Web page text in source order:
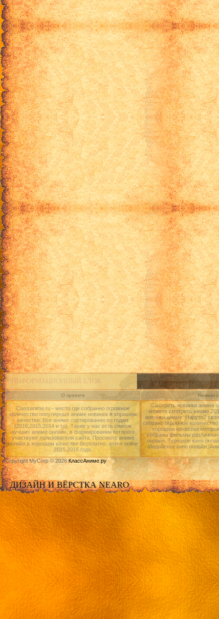
ИНФОРМАЦИОННЫЙ БЛОК
О проекте
Classanime.ru - место где собранно огромное
количество популярных аниме новинок в хорошем
качестве. Все аниме сортированно по годам
(2016,2015,2014 и тд). Также у нас есть список
лучших аниме онлайн, в формировании которого
участвуют пользователи сайта. Просмотр аниме
онлайн в хорошем качестве бесплатно. anime online
2015,2016 года.
Смотреть новинки аниме
можете смотреть аниме
новинки аниме: Наруто2
собрано огромное
хорошем качестве
собраны фильмы различных
онлайн, Турецкое кино
Индийское кино
Copyright MyCorp © 2026КлассАниме.ру
ДИЗАЙН И ВЁРСТКА NEARO